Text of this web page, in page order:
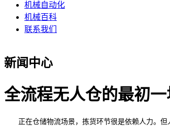
机械自动化
机械百科
联系我们
新闻中心
全流程无人仓的最初
正在仓储物流场景，拣货环节很是依赖人力。但